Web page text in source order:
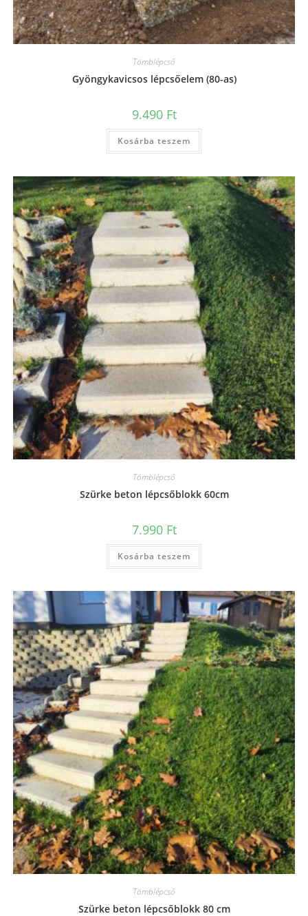
Tömblépcső
Gyöngykavicsos lépcsőelem (80-as)
9.490 Ft
Kosárba teszem
Tömblépcső
Szürke beton lépcsőblokk 60cm
7.990 Ft
Kosárba teszem
Tömblépcső
Szürke beton lépcsőblokk 80 cm